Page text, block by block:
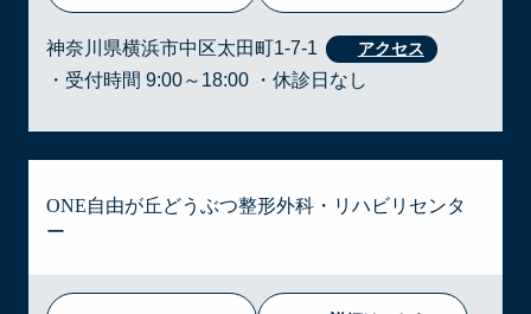
神奈川県横浜市中区太田町1-7-1
・受付時間 9:00～18:00 ・休診日なし
ONE自由が丘どうぶつ整形外科・リハビリセンタ
ー